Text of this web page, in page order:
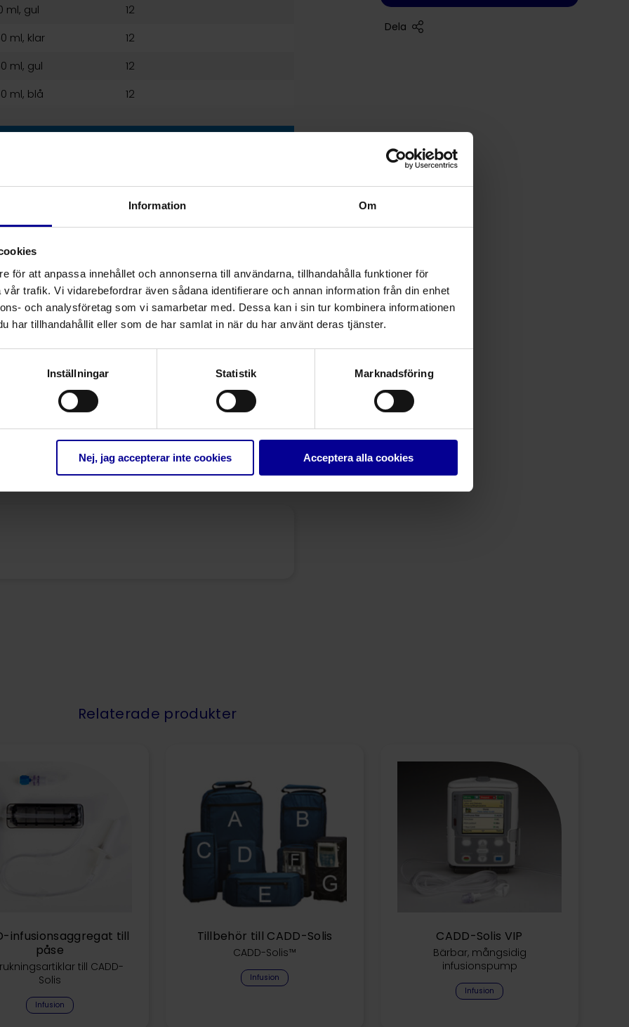
Information Om
för att anpassa innehållet och annonserna till användarna, tillhandahålla funktioner för
trafik. Vi vidarebefordrar även sådana identifierare och annan information från din enhet
och analysföretag som vi samarbetar med. Dessa kan i sin tur kombinera informationen
har tillhandahållit eller som de har samlat in när du har använt deras tjänster.
Inställningar Statistik Marknadsföring
Nej, jag accepterar inte cookies Acceptera alla cookies
ml, gul
12
ml, klar
12
ml, gul
12
ml, blå 12
backventil och flödesstoppare
12
12
fyrkantigt 0,2-mikronfilter
12
0.2 mikronfilter
50
med 0,2 mikronfilter
Dela
Relaterade produkter
infusionsaggregat till
påse
till CADD-
Solis
Infusion
Tillbehör till CADD-Solis
CADD-Solis™
Infusion
CADD-Solis VIP
Bärbar, mångsidig
infusionspump
Infusion